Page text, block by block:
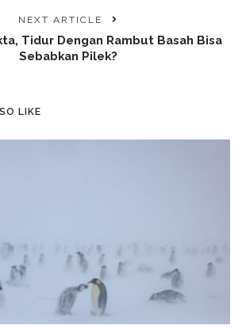
NEXT ARTICLE
Tidur Dengan Rambut Basah Bisa
Sebabkan Pilek?
LIKE